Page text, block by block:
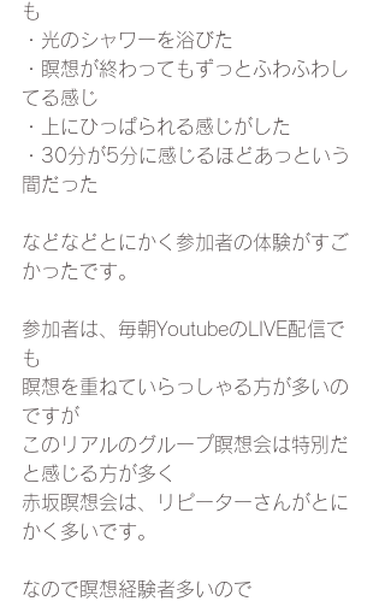
も
・光のシャワーを浴びた
・瞑想が終わってもずっとふわふわし
てる感じ
・上にひっぱられる感じがした
・30分が5分に感じるほどあっという
間だった
などなどとにかく参加者の体験がすご
かったです。
参加者は、毎朝YoutubeのLIVE配信で
も
瞑想を重ねていらっしゃる方が多いの
ですが
このリアルのグループ瞑想会は特別だ
と感じる方が多く
赤坂瞑想会は、リピーターさんがとに
かく多いです。
なので瞑想経験者多いので